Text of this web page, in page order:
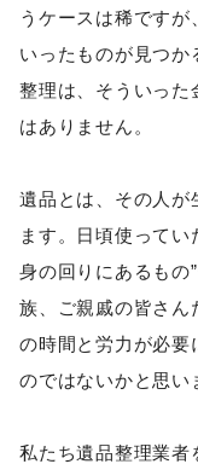
うケースは稀ですが
いったものが見つか
整理は、そういった
はありません。
遺品とは、その人が
ます。日頃使ってい
身の回りにあるもの
族、ご親戚の皆さん
の時間と労力が必要
のではないかと思い
私たち遺品整理業者